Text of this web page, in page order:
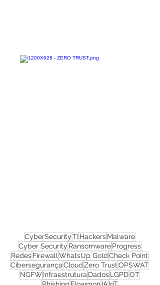
CyberSecurityTIHackersMalware
Cyber Security RansomwareProgress
RedesFirewallWhatsUp Gold Check Point